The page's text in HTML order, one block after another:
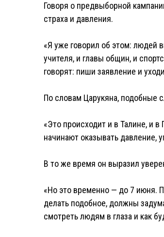
Говоря о предвыборной
страха и давления.
«Я уже говорил об этом: людей
учителя, и главы общин, и
говорят: пиши заявление и
По словам Царукяна, подобные
«Это происходит и в Талине, и
начинают оказывать давление,
В то же время он выразил
«Но это временно — до 7 июня.
делать подобное, должны
смотреть людям в глаза и как